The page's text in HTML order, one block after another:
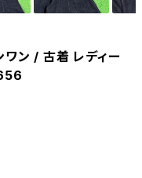
ワン / 古着 レディー